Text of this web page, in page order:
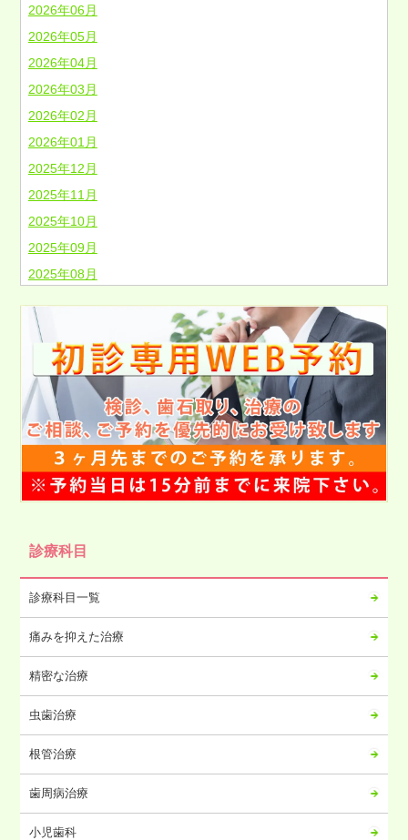
2026年06月
2026年05月
2026年04月
2026年03月
2026年02月
2026年01月
2025年12月
2025年11月
2025年10月
2025年09月
2025年08月
2025年06月
2025年05月
2025年04月
2025年03月
2025年02月
2025年01月
2024年12月
2024年08月
2024年07月
2024年06月
2024年05月
2024年04月
2024年03月
2024年02月
2024年01月
2023年12月
2023年11月
診療科目
診療科目一覧
痛みを抑えた治療
精密な治療
虫歯治療
根管治療
歯周病治療
小児歯科